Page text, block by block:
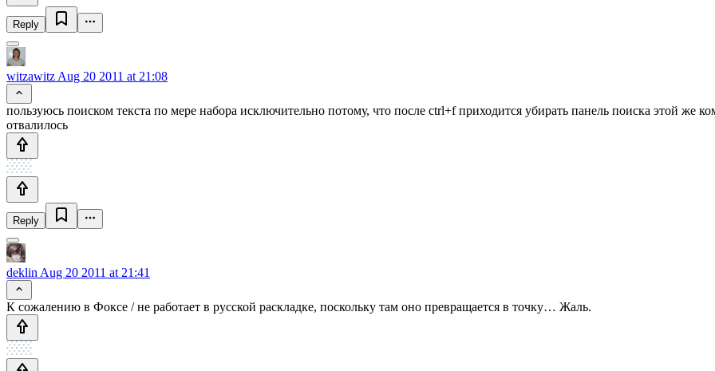
Reply
witzawitz Aug 20 2011 at 21:08
пользуюсь поиском текста по мере набора исключительно потому, что после ctrl+f приходится убирать панель поиска этой же
отвалилось
Reply
deklin Aug 20 2011 at 21:41
К сожалению в Фоксе / не работает в русской раскладке, поскольку там оно превращается в точку… Жаль.